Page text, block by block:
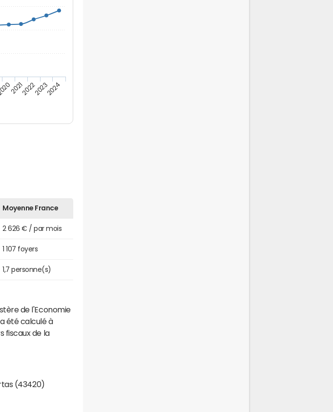
2021202220232024
Moyenne France
2 626 € / par mois
1 107 foyers
1,7 personne(s)
de l'Economie
été calculé à
fiscaux de la
(43420)